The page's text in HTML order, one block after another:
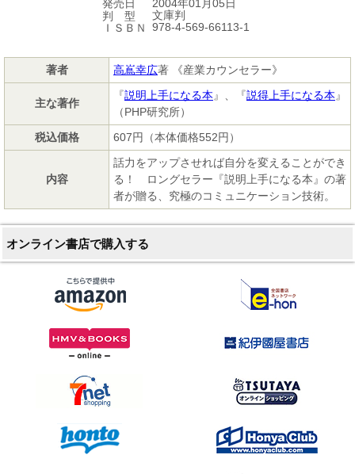
発売日
2004年01月05日
判 型
文庫判
ＩＳＢＮ
978-4-569-66113-1
著者 高嶌幸広著 《産業カウンセラー》
主な著作
『説明上手になる本 』、『説得上手になる本 』
（PHP研究所）
税込価格
607円（本体価格552円）
内容
話力をアップさせれば自分を変えることができ
る！ ロングセラー『説明上手になる本』の著
者が贈る、究極のコミュニケーション技術。
オンライン書店で購入する